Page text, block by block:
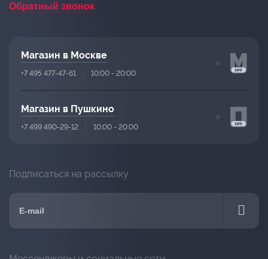
Обратный звонок
Магазин в Москве
+7 495 477-47-61 10:00 - 20:00
Магазин в Пушкино
+7 499 490-29-12 10:00 - 20:00
Подписаться на рассылку